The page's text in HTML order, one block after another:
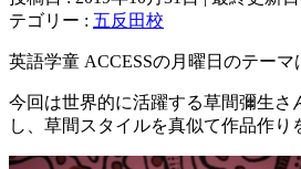
テゴリー : 五反田校
英語学童 ACCESSの月曜日のテーマ
今回は世界的に活躍する草間彌生さ
し、草間スタイルを真似て作品作り